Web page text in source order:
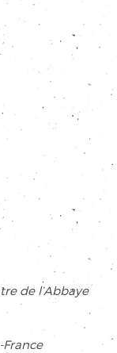
de l’Abbaye
France